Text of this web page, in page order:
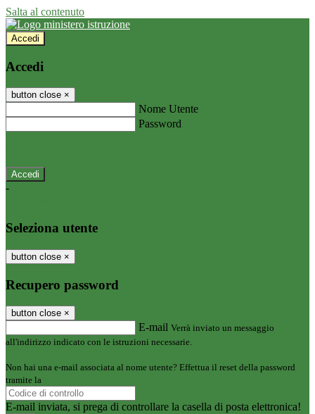
Salta al contenuto
Accedi
Accedi
button close ×
Nome Utente
Password
-
Seleziona utente
button close ×
Recupero password
button close ×
E-mail Verrà inviato un messaggio
all'indirizzo indicato con le istruzioni necessarie.
Non hai una e-mail associata al nome utente? Effettua il reset della password
tramite la
E-mail inviata, si prega di controllare la casella di posta elettronica!